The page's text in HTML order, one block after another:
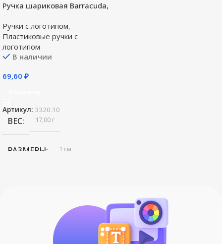
Ручка шариковая Barracuda,
Ручки с логотипом,
Пластиковые ручки с
логотипом
В наличии
69,60 ₽
Артикул: 3320.10
ВЕС 17,00 г
РАЗМЕРЫ
1 см
пластик
Open